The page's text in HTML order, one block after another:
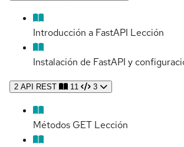
Introducción a FastAPI Lección
Instalación de FastAPI y
2 API REST 11 3
Métodos GET Lección